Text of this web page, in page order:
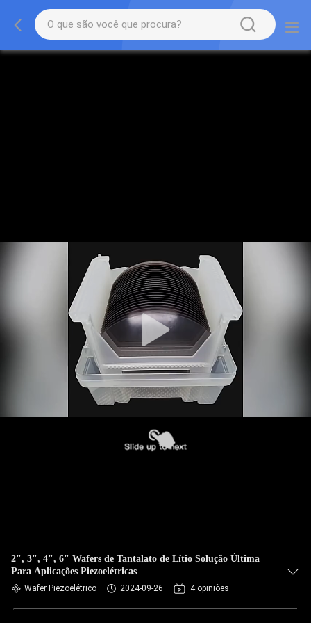
2", 3", 4", 6" Wafers de Tantalato de Lítio Solução Última
Para Aplicações Piezoelétricas
Wafer Piezoelétrico 2024-09-26 4 opiniões